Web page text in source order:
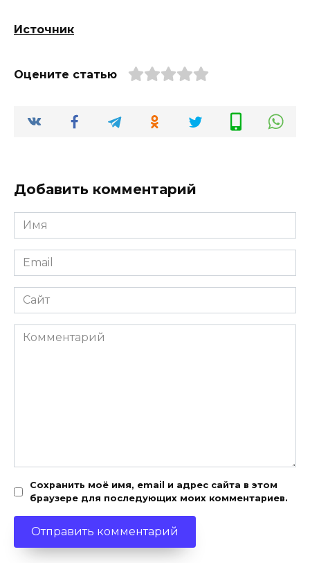
Источник
Оцените статью
Добавить комментарий
Имя
*
Email
*
Сайт
Комментарий
Сохранить моё имя, email и адрес сайта в этом
браузере для последующих моих комментариев.